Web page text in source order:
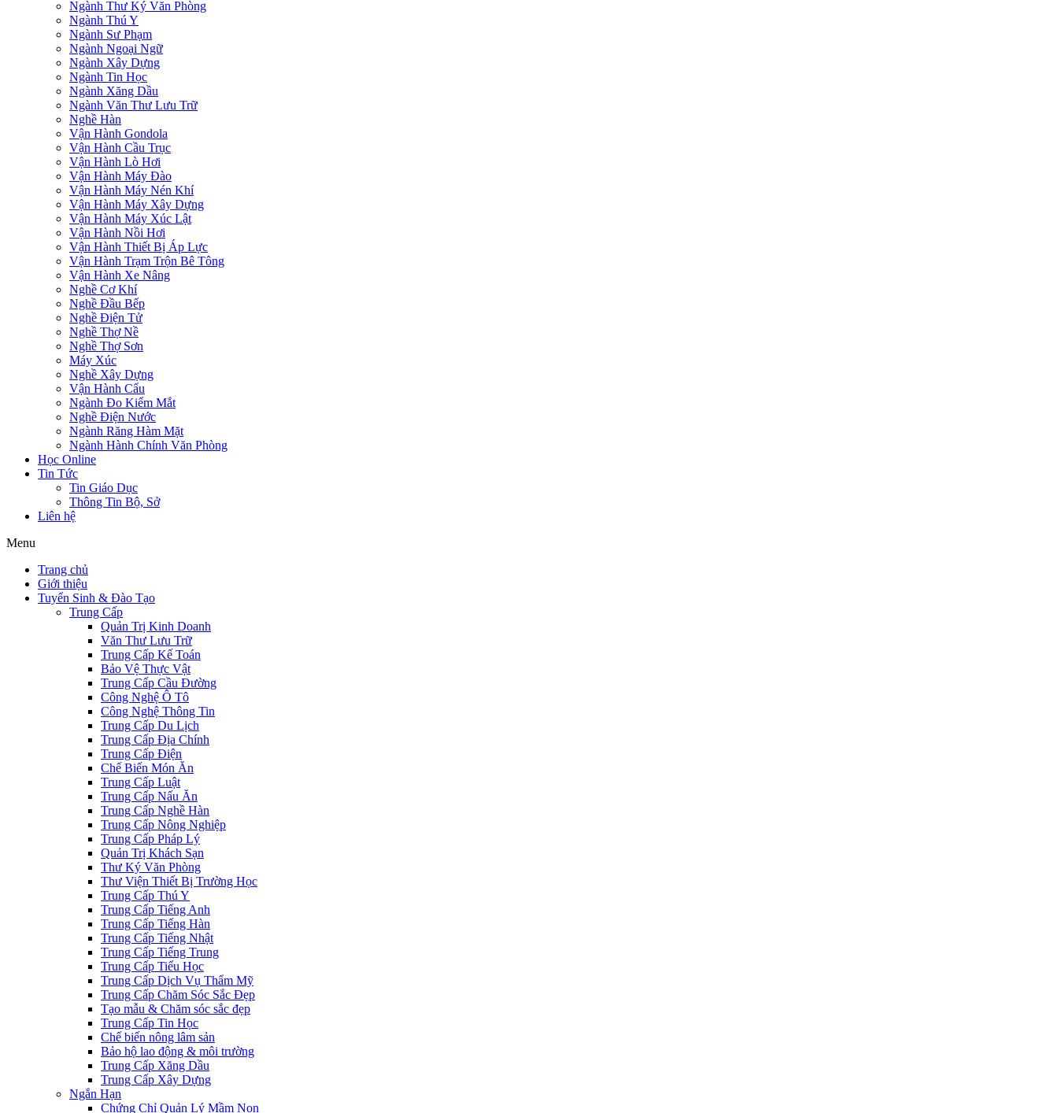
Ngành Thư Ký Văn Phòng
Ngành Thú Y
Ngành Sư Phạm
Ngành Ngoại Ngữ
Ngành Xây Dựng
Ngành Tin Học
Ngành Xăng Dầu
Ngành Văn Thư Lưu Trữ
Nghề Hàn
Vận Hành Gondola
Vận Hành Cầu Trục
Vận Hành Lò Hơi
Vận Hành Máy Đào
Vận Hành Máy Nén Khí
Vận Hành Máy Xây Dựng
Vận Hành Máy Xúc Lật
Vận Hành Nồi Hơi
Vận Hành Thiết Bị Áp Lực
Vận Hành Trạm Trộn Bê Tông
Vận Hành Xe Nâng
Nghề Cơ Khí
Nghề Đầu Bếp
Nghề Điện Tử
Nghề Thợ Nề
Nghề Thợ Sơn
Máy Xúc
Nghề Xây Dựng
Vận Hành Cẩu
Ngành Đo Kiểm Mắt
Nghề Điện Nước
Ngành Răng Hàm Mặt
Ngành Hành Chính Văn Phòng
Học Online
Tin Tức
Tin Giáo Dục
Thông Tin Bộ, Sở
Liên hệ
Menu
Trang chủ
Giới thiệu
Tuyển Sinh & Đào Tạo
Trung Cấp
Quản Trị Kinh Doanh
Văn Thư Lưu Trữ
Trung Cấp Kế Toán
Bảo Vệ Thực Vật
Trung Cấp Cầu Đường
Công Nghệ Ô Tô
Công Nghệ Thông Tin
Trung Cấp Du Lịch
Trung Cấp Địa Chính
Trung Cấp Điện
Chế Biến Món Ăn
Trung Cấp Luật
Trung Cấp Nấu Ăn
Trung Cấp Nghề Hàn
Trung Cấp Nông Nghiệp
Trung Cấp Pháp Lý
Quản Trị Khách Sạn
Thư Ký Văn Phòng
Thư Viện Thiết Bị Trường Học
Trung Cấp Thú Y
Trung Cấp Tiếng Anh
Trung Cấp Tiếng Hàn
Trung Cấp Tiếng Nhật
Trung Cấp Tiếng Trung
Trung Cấp Tiểu Học
Trung Cấp Dịch Vụ Thẩm Mỹ
Trung Cấp Chăm Sóc Sắc Đẹp
Tạo mẫu & Chăm sóc sắc đẹp
Trung Cấp Tin Học
Chế biến nông lâm sản
Bảo hộ lao động & môi trường
Trung Cấp Xăng Dầu
Trung Cấp Xây Dựng
Ngắn Hạn
Chứng Chỉ Quản Lý Mầm Non